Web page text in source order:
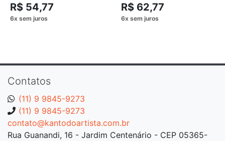
R$ 54,77 R$ 62,77
Contatos
(11) 9 9845-9273
(11) 9 9845-9273
contato@kantodoartista.com.br
Rua Guanandi, 16 - Jardim Centenário - CEP 05365-